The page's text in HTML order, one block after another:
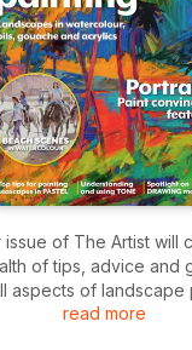
of The Artist will
of tips, advice and
aspects of landscape
and the drama of
read more